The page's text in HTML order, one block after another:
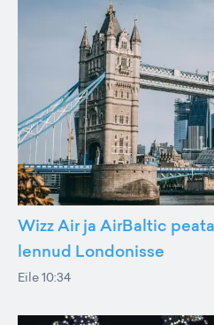
Wizz Air ja AirBaltic
lennud Londonisse
Eile 10:34